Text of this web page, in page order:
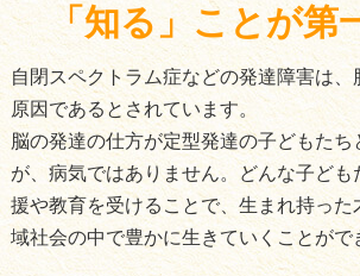
「知る」ことが第
自閉スペクトラム症などの発達障害は
原因であるとされています。
脳の発達の仕方が定型発達の子どもた
が、病気ではありません。どんな子ども
援や教育を受けることで、生まれ持った
域社会の中で豊かに生きていくことがで